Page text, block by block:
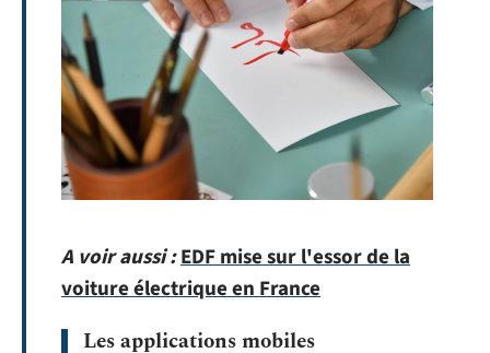
A voir aussi :EDF mise sur l'essor de la
voiture électrique en France
Les applications mobiles